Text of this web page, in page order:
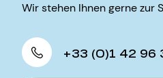
Wir stehen Ihnen gerne zur
+33 (0)1 42 96